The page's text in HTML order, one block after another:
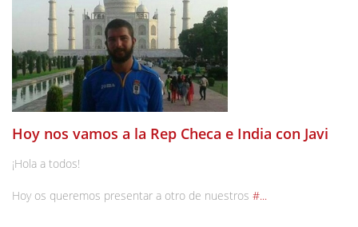
Hoy nos vamos a la Rep Checa e India con Javi
¡Hola a todos!
Hoy os queremos presentar a otro de nuestros #...